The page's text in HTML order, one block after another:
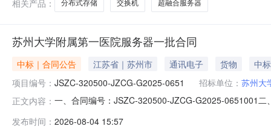
相关产品：
分布式存储 交换机 超融合服务器
苏州大学附属第一医院服务器一批合同
中标｜合同公告 江苏省｜苏州市 通讯电子 货物
中
项目编号： JSZC-320500-JZCG-G2025-0651 招标单位： 苏州大
正文内容： 一、合同编号：JSZC-320500-JZCG-G2025-0651001
数据中心有限公司地址：星湖街328号创意产业园A2幢
发布时间： 2026-08-04 15:57